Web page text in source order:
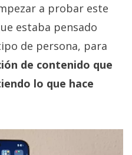
a probar este
estaba pensado
de persona, para
de contenido que
lo que hace